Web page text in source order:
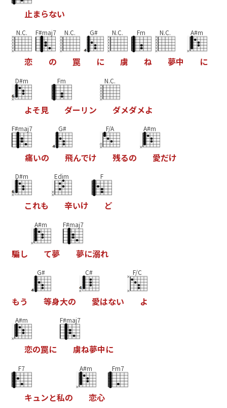
止まらない
N.C.
恋
F#maj7
の
N.C.
罠
G#
に
N.C.
虜
Fm
ね
N.C.
夢中
A#m
に
D#m
よそ 見
Fm
ダー リ ン
N.C.
ダメダメよ
F#maj7
痛いの
G#
飛んでけ
F/A
残るの
A#m
愛だけ
D#m
これも
Edim
辛いけ
F
ど
騙し
A#m
て夢
F#maj7
夢に溺れ
もう
G#
等身大の
C#
愛はない
F/C
よ
A#m
恋の罠に
F#maj7
虜ね夢中に
F7
キュンと私の
A#m
恋心
Fm7